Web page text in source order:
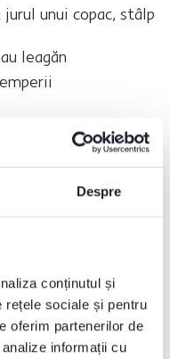
Despre
conținutul și
rețele sociale și pentru
oferim partenerilor de
informații cu
unui copac, stâlp
leagăn